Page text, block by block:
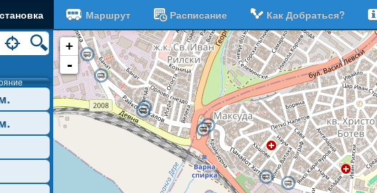
Маршрут Расписание Как Добраться?
+
-